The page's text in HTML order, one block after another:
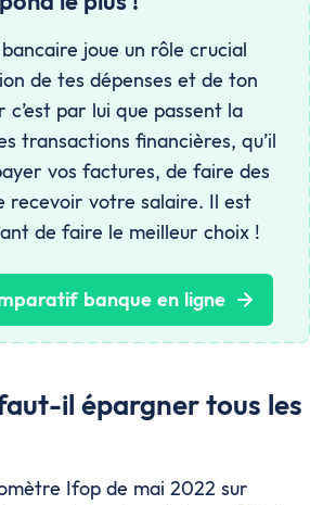
joue un rôle crucial
de tes dépenses et de ton
c’est par lui que passent la
transactions financières, qu’il
vos factures, de faire des
recevoir votre salaire. Il est
de faire le meilleur choix !
banque en ligne
il épargner tous les
Ifop de mai 2022 sur